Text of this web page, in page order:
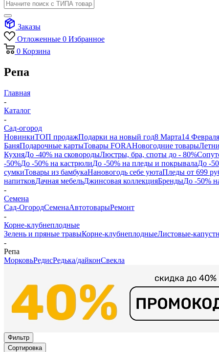
Заказы
Отложенные 0 Избранное
0 Корзина
Репа
Главная
-
Каталог
-
Сад-огород
НовинкиТОП продажПодарки на новый год8 Марта14 Февраля
БаняПодарочные картыТовары FORAНовогодние товары
КухняДо -40% на сковородыЛюстры, бра, споты до - 80%
-50%До -50% на кастрюлиДо -50% на пледы и покрывалаДо -
сумкиТовары из бамбукаНановогодь себе уютаПледы от 699
напитковДачная мебельДжинсовая коллекцияБрендыДо -50%
-
Семена
Сад-ОгородСеменаАвтотоварыРемонт
-
Корне-клубнеплодные
Зелень и пряные травыКорне-клубнеплодныеЛистовые-
-
Репа
МорковьРедисРедька/дайконСвекла
Фильтр
Сортировка